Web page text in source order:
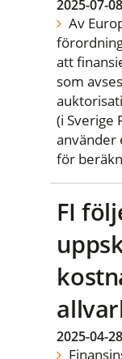
2025-07-08
Av
att
som
(i Sverige
använder
för
FI
2025-04-28